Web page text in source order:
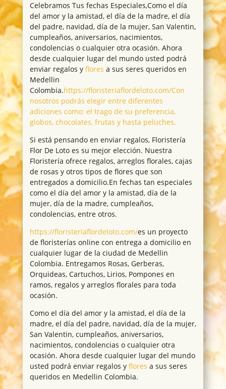
Celebramos Tus fechas Especiales,Como el día
del amor y la amistad, el día de la madre, el día
del padre, navidad, día de la mujer, San Valentin,
cumpleaños, aniversarios, nacimientos,
condolencias o cualquier otra ocasión. Ahora
desde cualquier lugar del mundo usted podrá
enviar regalos y flores a sus seres queridos en
Medellin
Colombia.https://floristeriaflordeloto.com/Con
nosotros podrás elegir entre diferentes
adiciones como: el trago de su preferencia,
globos, chocolates, frutas y hasta peluches.
Si está pensando en enviar regalos, Floristería
Flor De Loto es su mejor elección. Nuestra
Floristería ofrece regalos, arreglos florales, cajas
de rosas y otros tipos de flores que son
entregados a domicilio.En fechas tan especiales
como el día del amor y la amistad, día de la
mujer, día de la madre, cumpleaños,
condolencias, entre otros.
https://floristeriaflordeloto.com/es un proyecto
de floristerías online con entrega a domicilio en
cualquier lugar de la ciudad de Medellin
Colombia. Entregamos Rosas, Gerberas,
Orquideas, Cartuchos, Lirios, Pompones en
ramos, regalos y arreglos florales para toda
ocasión.
Como el día del amor y la amistad, el día de la
madre, el día del padre, navidad, día de la mujer,
San Valentin, cumpleaños, aniversarios,
nacimientos, condolencias o cualquier otra
ocasión. Ahora desde cualquier lugar del mundo
usted podrá enviar regalos y flores a sus seres
queridos en Medellin Colombia.